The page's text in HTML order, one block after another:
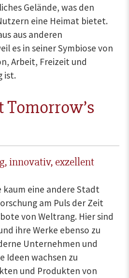
Gelände, was den
eine Heimat bietet.
aus anderen
es in seiner Symbiose von
Arbeit, Freizeit und
ist.
Tomorrow’s
innovativ, exzellent
kaum eine andere Stadt
am Puls der Zeit
von Weltrang. Hier sind
ihre Werke ebenso zu
Unternehmen und
Ideen wachsen zu
und Produkten von